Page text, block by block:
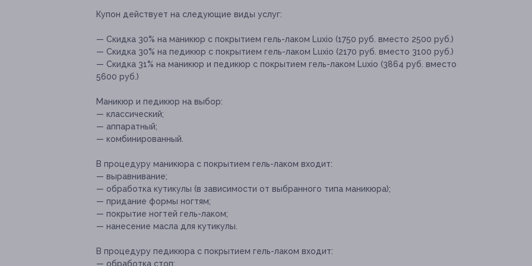
Купон действует на следующие виды услуг:
— Скидка 30% на маникюр с покрытием гель-лаком Luxio (1750 руб. вместо 2500 руб.)
— Скидка 30% на педикюр с покрытием гель-лаком Luxio (2170 руб. вместо 3100 руб.)
— Скидка 31% на маникюр и педикюр с покрытием гель-лаком Luxio (3864 руб. вместо
5600 руб.)
Маникюр и педикюр на выбор:
— классический;
— аппаратный;
— комбинированный.
В процедуру маникюра с покрытием гель-лаком входит:
— выравнивание;
— обработка кутикулы (в зависимости от выбранного типа маникюра);
— придание формы ногтям;
— покрытие ногтей гель-лаком;
— нанесение масла для кутикулы.
В процедуру педикюра с покрытием гель-лаком входит:
— обработка стоп;